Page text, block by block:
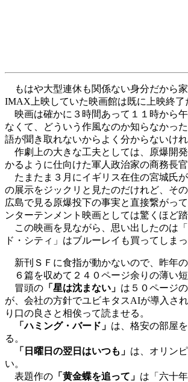
もはや大型連休も関係ない身分だから
IMAX上映していた映画館は既に上映終了
映画は確かに３時間あって１１時から
なくて、どういう作風なのか知らなかっ
語が聞き取れないからよく分からないけ
作劇上の大きな工夫としては、原爆開
かるように仕向けた軍人政治家の商務長
たまたま３月にイギリス在住の宮城氏
の展示をジックリと見たのだけれど、そ
広島で見る原爆投下の事実と直接繋がっ
ンターテンメント映画としては驚くほど
この映画を見ながら、思い出したのは
ド・シティ」はブルーレイも買ってしま
新刊ＳＦに食指が動かないので、昨年の
６篇を収めて２４０ページ余りの薄い
冒頭の 「星は沈まない」 は５０ページ
が、会社の方針でユビキタスAIが導入さ
り口の良さと相俟って読ませる。
「ハミング・バード」 は、格安の部屋
る。
「日曜日の翌日はいつも」 は、オリン
い。
表題作の 「黄金蝶を追って」 は「六十